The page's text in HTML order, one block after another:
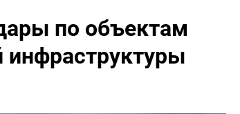
по объектам
инфраструктуры